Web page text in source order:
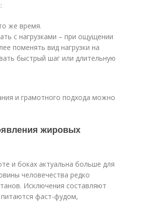
же время.
с нагрузками – при ощущении
поменять вид нагрузки на
быстрый шаг или длительную
и грамотного подхода можно
жировых
и боках актуальна больше для
человечества редко
Исключения составляют
фаст-фудом,